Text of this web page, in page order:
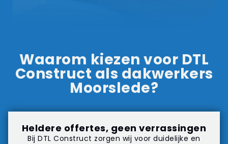
Waarom kiezen voor DTL
Construct als dakwerkers
Moorslede?
Heldere offertes, geen verrassingen
Bij DTL Construct zorgen wij voor duidelijke en